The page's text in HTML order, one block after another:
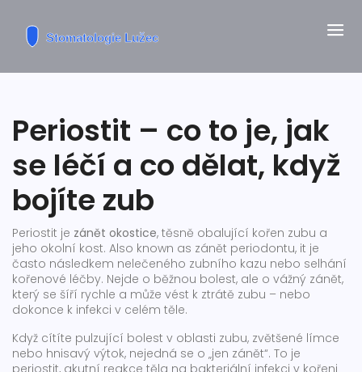
Periostit – co to je, jak
se léčí a co dělat, když
bojíte zub
Periostit je zánět okostice, těsně obalující kořen zubu a
jeho okolní kost. Also known as zánět periodontu, it je
často následkem nelečeného zubního kazu nebo selhání
kořenové léčby. Nejde o běžnou bolest, ale o vážný zánět,
který se šíří rychle a může vést k ztrátě zubu – nebo
dokonce k infekci v celém těle.
Když cítíte pulzující bolest v oblasti zubu, zvětšené límce
nebo hnisavý výtok, nejedná se o „jen zánět“. To je
periostit, akutní reakce těla na bakteriální infekci v kořeni